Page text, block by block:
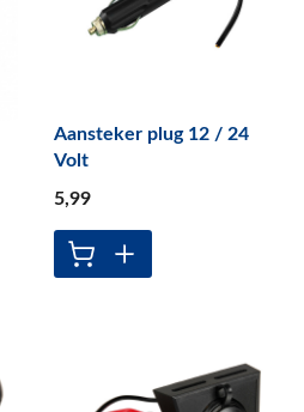
Aansteker plug 12 / 24
Volt
5,99